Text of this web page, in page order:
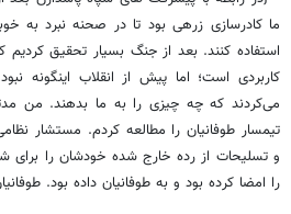
ما کادرسازی زرهی بود تا در صحنه نبرد به
استفاده کنند. بعد از جنگ بسیار تحقیق کردیم
کاربردی است؛ اما پیش از انقلاب اینگونه
می‌کردند که چه چیزی را به ما بدهند. من
تیمسار طوفانیان را مطالعه کردم. مستشار
و تسلیحات از رده خارج شده خودشان را برای
را امضا کرده بود و به طوفانیان داده بود.